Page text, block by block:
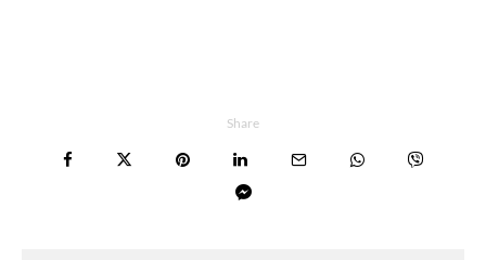
Share